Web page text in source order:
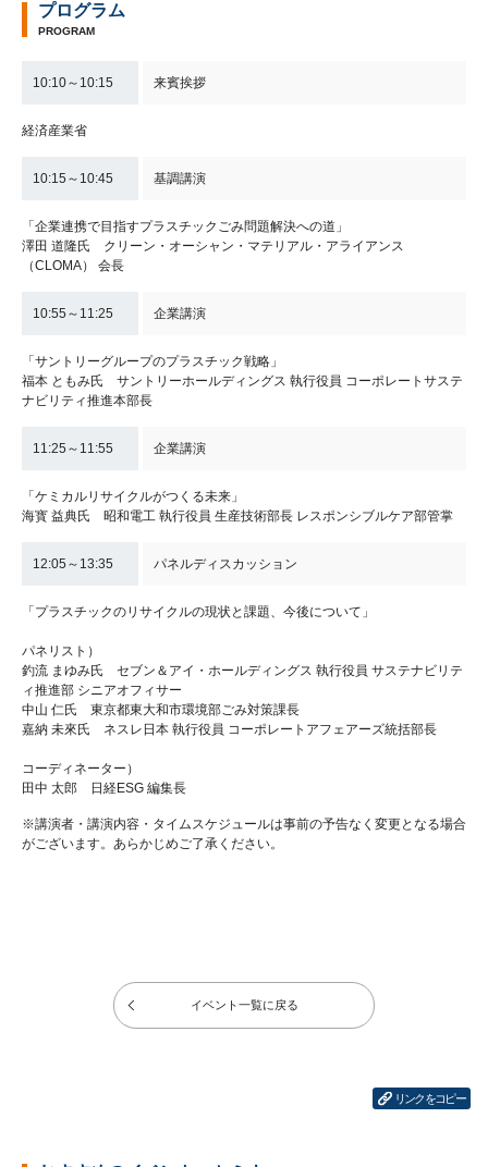
プログラム
PROGRAM
10:10～10:15 来賓挨拶
経済産業省
10:15～10:45 基調講演
「企業連携で目指すプラスチックごみ問題解決への道」
澤田 道隆氏 クリーン・オーシャン・マテリアル・アライアンス
（CLOMA） 会長
10:55～11:25 企業講演
「サントリーグループのプラスチック戦略」
福本 ともみ氏 サントリーホールディングス 執行役員 コーポレートサステ
ナビリティ推進本部長
11:25～11:55 企業講演
「ケミカルリサイクルがつくる未来」
海寳 益典氏 昭和電工 執行役員 生産技術部長 レスポンシブルケア部管掌
12:05～13:35 パネルディスカッション
「プラスチックのリサイクルの現状と課題、今後について」
パネリスト）
釣流 まゆみ氏 セブン＆アイ・ホールディングス 執行役員 サステナビリテ
ィ推進部 シニアオフィサー
中山 仁氏 東京都東大和市環境部ごみ対策課長
嘉納 未來氏 ネスレ日本 執行役員 コーポレートアフェアーズ統括部長
コーディネーター）
田中 太郎 日経ESG 編集長
※講演者・講演内容・タイムスケジュールは事前の予告なく変更となる場合
がございます。あらかじめご了承ください。
イベント一覧に戻る
リンクをコピー